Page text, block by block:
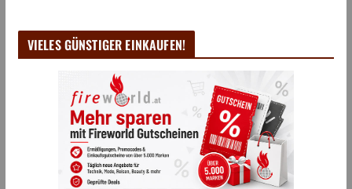
VIELES GÜNSTIGER EINKAUFEN!